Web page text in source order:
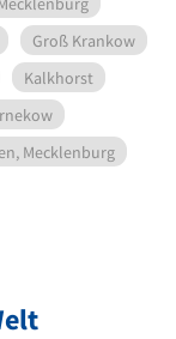
Groß Krankow
Kalkhorst
Mecklenburg